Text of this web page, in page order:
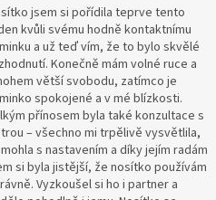
jsem si pořídila teprve tento
kvůli svému hodně kontaktnímu
a už teď vím, že to bylo skvělé
Konečně mám volné ruce a
větší svobodu, zatímco je
spokojené a v mé blízkosti.
přínosem byla také konzultace s
– všechno mi trpělivě vysvětlila,
s nastavením a díky jejím radám
si byla jistější, že nosítko používám
Vyzkoušel si ho i partner a